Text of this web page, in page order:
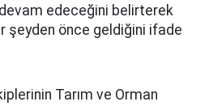
edeceğini belirterek
şeyden önce geldiğini ifade
Tarım ve Orman